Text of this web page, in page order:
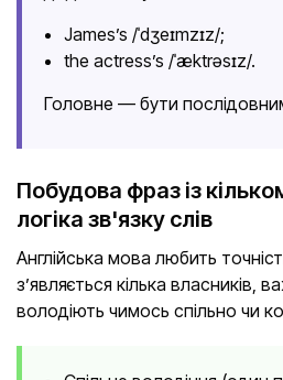
James’s /ˈdʒeɪmzɪz/;
the actress’s /ˈæktrəsɪz/.
Головне — бути
Побудова фраз із
логіка зв'язку слів
Англійська мова любить
з’являється кілька власників,
володіють чимось спільно чи